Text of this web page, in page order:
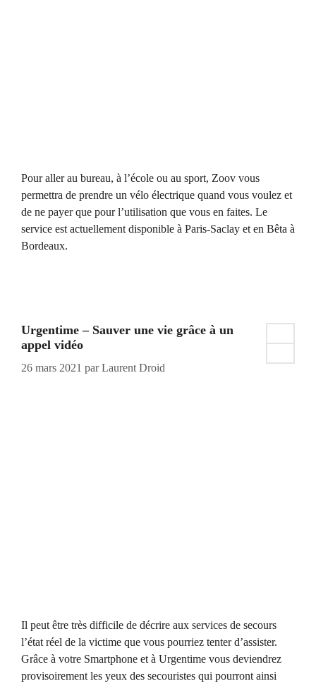
Pour aller au bureau, à l’école ou au sport, Zoov vous
permettra de prendre un vélo électrique quand vous voulez et
de ne payer que pour l’utilisation que vous en faites. Le
service est actuellement disponible à Paris-Saclay et en Bêta à
Bordeaux.
Urgentime – Sauver une vie grâce à un
appel vidéo
26 mars 2021 parLaurent Droid
Il peut être très difficile de décrire aux services de secours
l’état réel de la victime que vous pourriez tenter d’assister.
Grâce à votre Smartphone et à Urgentime vous deviendrez
provisoirement les yeux des secouristes qui pourront ainsi